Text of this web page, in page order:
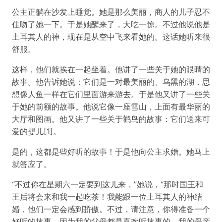
公主正躺在沙发上睡觉。她是那么美丽，商人的儿子忍不
住吻了她一下。于是她醒来了，大吃一惊。不过他说他是
土耳其人的神，现在是从空中飞来看她的。这话她听来很
舒服。
这样，他们就挨在一起坐着。他讲了一些关于她的眼睛的
故事。他告诉她说：它们是一对最美丽的、乌黑的湖，思
想像人鱼一样在它们里面游来游去。于是他又讲了一些关
于她的前额的故事。他说它像一座雪山，上面有最华丽的
大厅和图画。他又讲了一些关于鹳鸟的故事：它们送来可
爱的婴儿[1]。
是的，这都是些好听的故事！于是他向公主求婚。她马上
就答应了。
“不过你在星期六一定要到这儿来，”她说，“那时国王和
王后将会来和我一起吃茶！我能跟一位土耳其人的神结
婚，他们一定会感到骄傲。不过，请注意，你得准备一个